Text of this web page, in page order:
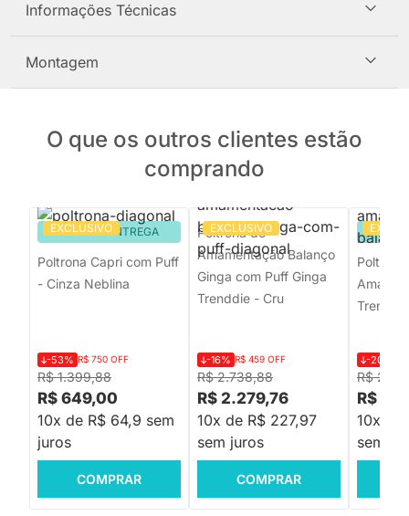
Informações Técnicas
Montagem
O que os outros clientes estão
comprando
EXCLUSIVO
PRONTA ENTREGA
Poltrona Capri com Puff
- Cinza Neblina
R$ 1.399,88
-53% R$ 750 OFF
R$ 649,00
10x de R$ 64,9 sem
juros
COMPRAR
EXCLUSIVO
Poltrona de
Amamentação Balanço
Ginga com Puff Ginga
Trenddie - Cru
R$ 2.738,88
-16% R$ 459 OFF
R$ 2.279,76
10x de R$ 227,97
sem juros
COMPRAR
R$
-20%
R$
10x de
sem